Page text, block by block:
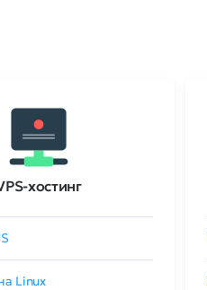
хостинг
Linux